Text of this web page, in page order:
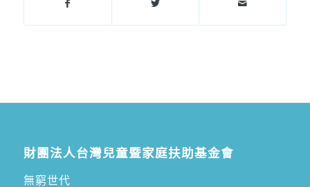
財團法人台灣兒童暨家庭扶助基金會
無窮世代